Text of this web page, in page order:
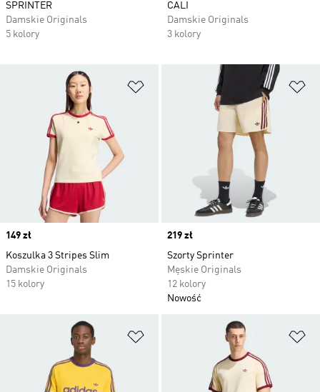
SPRINTER
Damskie Originals
5 kolory
CALI
Damskie Originals
3 kolory
Dodaj do listy życzeń
Price
149 zł
Koszulka 3 Stripes Slim
Damskie Originals
15 kolory
Price
219 zł
Szorty Sprinter
Męskie Originals
12 kolory
Nowość
Dodaj do listy życzeń